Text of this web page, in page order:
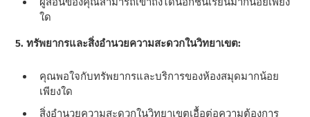
ใด
5. ทรัพยากรและสิ่งอํานวยความสะดวกในวิทยาเขต:
คุณพอใจกับทรัพยากรและบริการของห้องสมุดมากน้อย
เพียงใด
สิ่งอํานวยความสะดวกในวิทยาเขตเอื้อต่อความต้องการ